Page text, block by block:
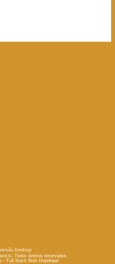
Desktop
Todos direitos reservados.
- Full Stack Web Depeloper